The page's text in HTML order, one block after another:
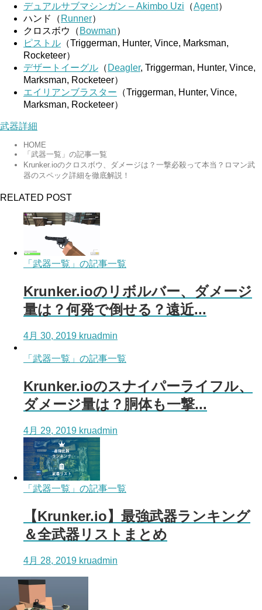
デュアルサブマシンガン – Akimbo Uzi （Agent）
ハンド（ Runner）
クロスボウ（ Bowman）
ピストル （Triggerman, Hunter, Vince, Marksman,
Rocketeer）
デザートイーグル （ Deagler, Triggerman, Hunter, Vince,
Marksman, Rocketeer）
エイリアンブラスター （Triggerman, Hunter, Vince,
Marksman, Rocketeer）
武器詳細
HOME
「武器一覧」の記事一覧
Krunker.ioのクロスボウ、ダメージは？一撃必殺って本当？ロマン武
器のスペック詳細を徹底解説！
RELATED POST
「武器一覧」の記事一覧
Krunker.ioのリボルバー、ダメージ
量は？何発で倒せる？遠近...
4月 30, 2019 kruadmin
「武器一覧」の記事一覧
Krunker.ioのスナイパーライフル、
ダメージ量は？胴体も一撃...
4月 29, 2019 kruadmin
「武器一覧」の記事一覧
【Krunker.io】最強武器ランキング
＆全武器リストまとめ
4月 28, 2019 kruadmin